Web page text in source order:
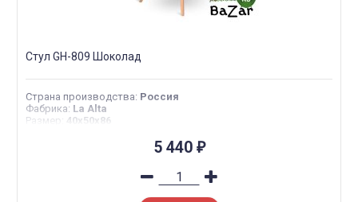
Стул GH-809 Шоколад
Страна производства: Россия
Фабрика: La Alta
Размер : 40х50х86
5 440 ₽